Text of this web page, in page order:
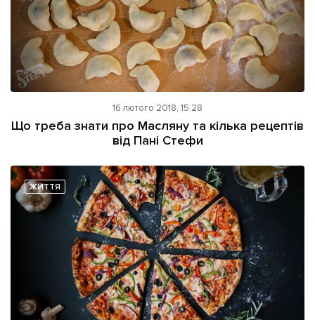
16 лютого 2018, 15:28
Що треба знати про Масляну та кілька рецептів
від Пані Стефи
ЖИТТЯ